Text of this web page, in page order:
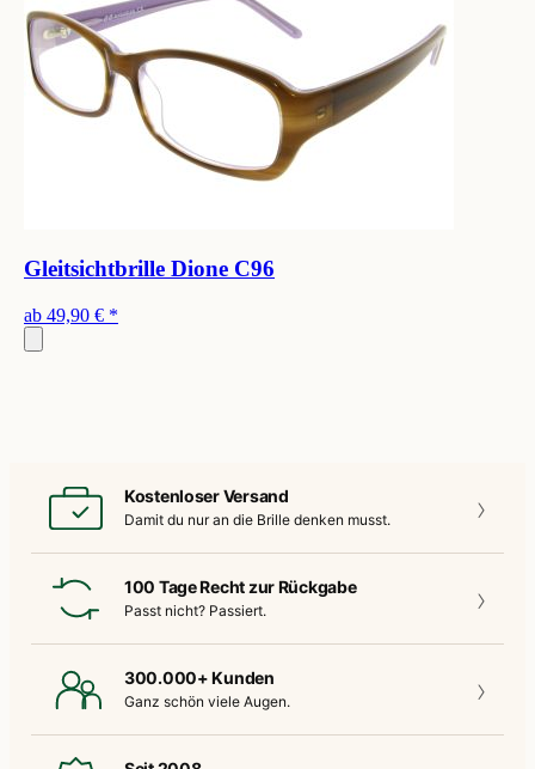
Gleitsichtbrille Dione C96
ab 49,90 € *
Kostenloser Versand
Damit du nur an die Brille denken musst.
100 Tage Recht zur Rückgabe
Passt nicht? Passiert.
300.000+ Kunden
Ganz schön viele Augen.